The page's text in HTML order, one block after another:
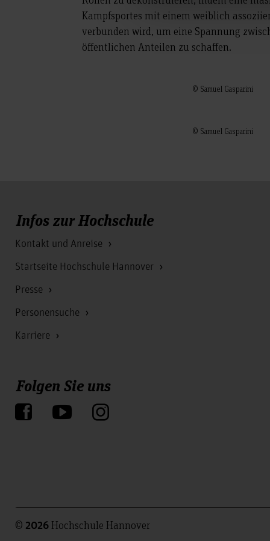
Kampfsportes mit einem weiblich
verbunden wird, um eine Spannung
öffentlichen Anteilen zu schaffen.
© Samuel Gasparini
© Samuel Gasparini
Infos zur Hochschule
Kontakt und Anreise
Startseite Hochschule Hannover
Presse
Personensuche
Karriere
Folgen Sie uns
© 2026 Hochschule Hannover